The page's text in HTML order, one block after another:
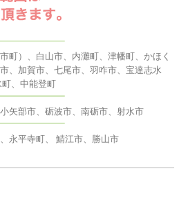
町）、白山市、内灘町、津幡町、かほく
、加賀市、七尾市、羽咋市、宝達志水
、中能登町
矢部市、砺波市、南砺市、射水市
永平寺町、 鯖江市、勝山市